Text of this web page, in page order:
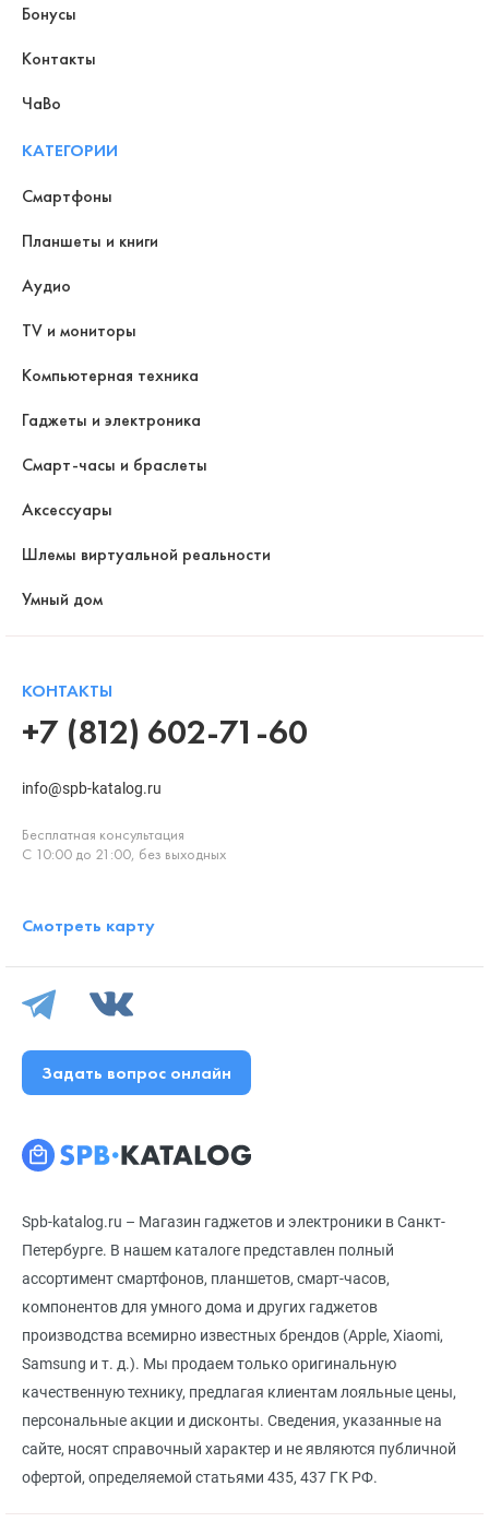
Spb-katalog.ru – Магазин гаджетов и электроники в Санкт-
Петербурге. В нашем каталоге представлен полный
ассортимент смартфонов, планшетов, смарт-часов,
компонентов для умного дома и других гаджетов
производства всемирно известных брендов (Apple, Xiaomi,
Samsung и т. д.). Мы продаем только оригинальную
качественную технику, предлагая клиентам лояльные цены,
персональные акции и дисконты. Сведения, указанные на
сайте, носят справочный характер и не являются публичной
офертой, определяемой статьями 435, 437 ГК РФ.
Бонусы
Контакты
ЧаВо
КАТЕГОРИИ
Смартфоны
Планшеты и книги
Аудио
TV и мониторы
Компьютерная техника
Гаджеты и электроника
Смарт-часы и браслеты
Аксессуары
Шлемы виртуальной реальности
Умный дом
КОНТАКТЫ
+7 (812) 602-71-60
info@spb-katalog.ru
Бесплатная консультация
С 10:00 до 21:00, без выходных
Смотреть карту
Задать вопрос онлайн